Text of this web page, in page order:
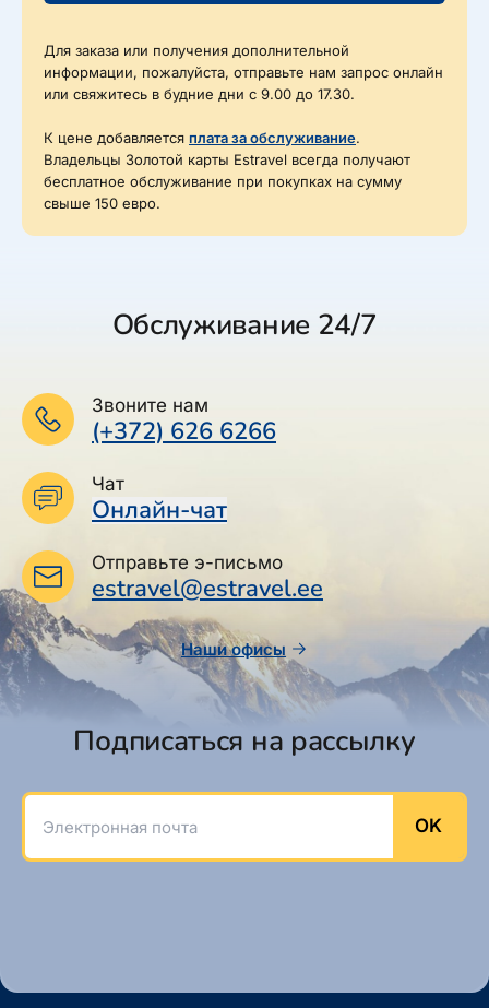
Для заказа или получения дополнительной
информации, пожалуйста, отправьте нам запрос онлайн
или свяжитесь в будние дни с 9.00 до 17.30.
К цене добавляется плата за обслуживание.
Владельцы Золотой карты Estravel всегда получают
бесплатное обслуживание при покупках на сумму
свыше 150 евро.
Обслуживание 24/7
Звоните нам
(+372) 626 6266
Чат
Онлайн-чат
Отправьте э-письмо
estravel@estravel.ee
Наши офисы
Подписаться на рассылку
Электронная почта
OK